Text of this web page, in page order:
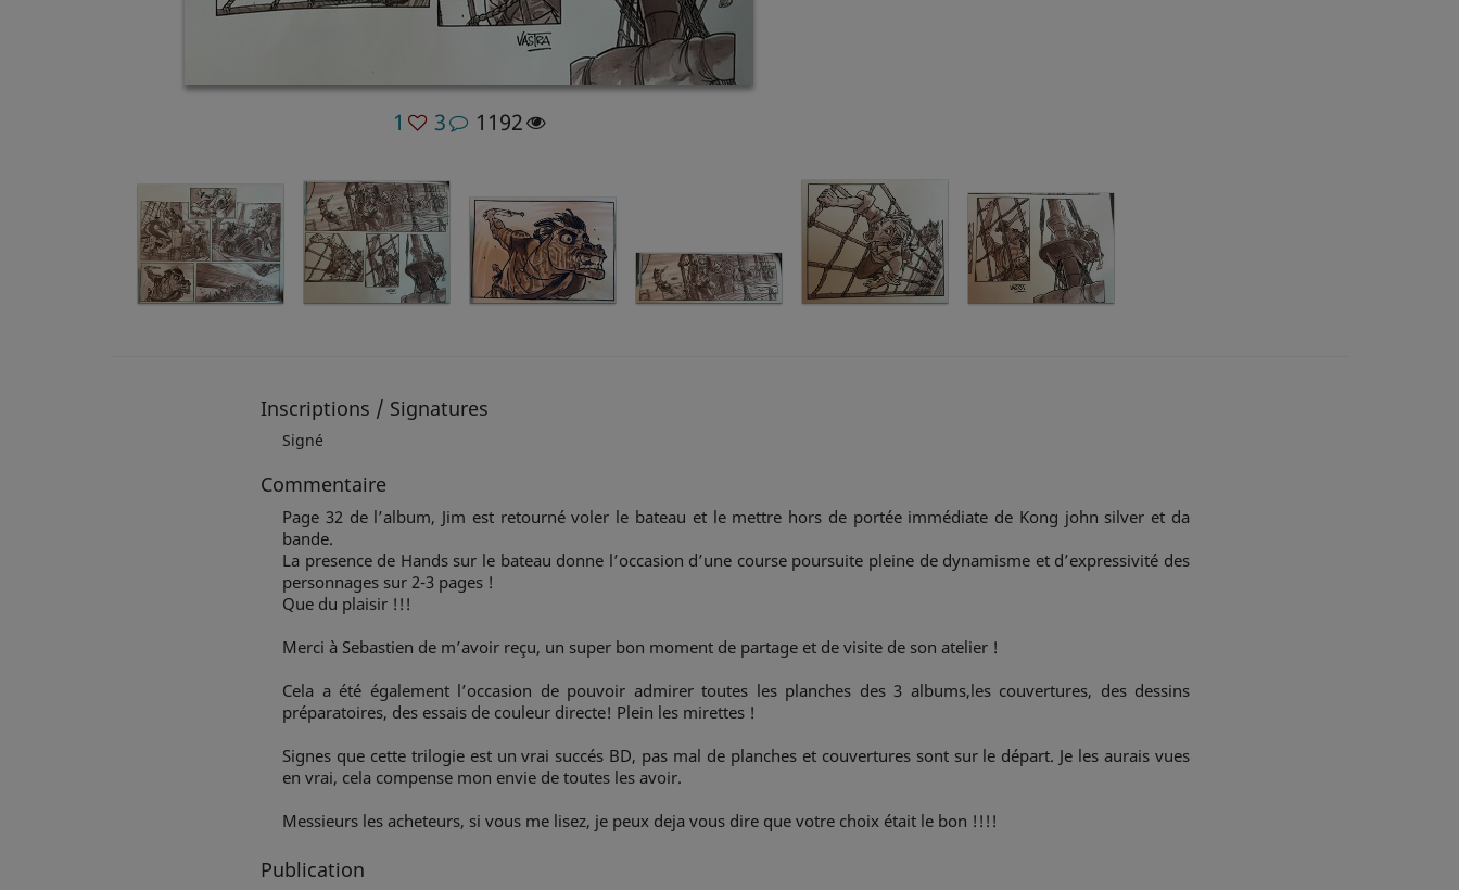
1 3 1192
Inscriptions / Signatures
Signé
Commentaire
Page 32 de l’album, Jim est retourné voler le bateau et le mettre hors de portée immédiate de Kong john silver et da
bande.
La presence de Hands sur le bateau donne l’occasion d’une course poursuite pleine de dynamisme et d’expressivité des
personnages sur 2-3 pages !
Que du plaisir !!!
Merci à Sebastien de m’avoir reçu, un super bon moment de partage et de visite de son atelier !
Cela a été également l’occasion de pouvoir admirer toutes les planches des 3 albums,les couvertures, des dessins
préparatoires, des essais de couleur directe! Plein les mirettes !
Signes que cette trilogie est un vrai succés BD, pas mal de planches et couvertures sont sur le départ. Je les aurais vues
en vrai, cela compense mon envie de toutes les avoir.
Messieurs les acheteurs, si vous me lisez, je peux deja vous dire que votre choix était le bon !!!!
Publication